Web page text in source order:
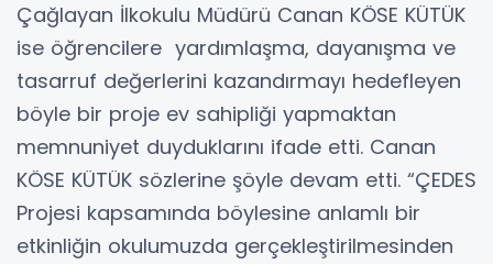
Çağlayan İlkokulu Müdürü Canan KÖSE KÜTÜK
ise öğrencilere yardımlaşma, dayanışma ve
tasarruf değerlerini kazandırmayı hedefleyen
böyle bir proje ev sahipliği yapmaktan
memnuniyet duyduklarını ifade etti. Canan
KÖSE KÜTÜK sözlerine şöyle devam etti. “ÇEDES
Projesi kapsamında böylesine anlamlı bir
etkinliğin okulumuzda gerçekleştirilmesinden